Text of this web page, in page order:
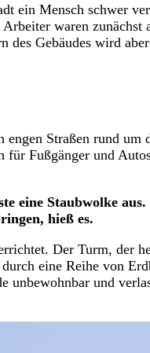
ein Mensch schwer
waren zunächst
des Gebäudes wird
engen Straßen rund um
für Fußgänger und
eine Staubwolke aus.
hieß es.
Der Turm, der
eine Reihe von
unbewohnbar und